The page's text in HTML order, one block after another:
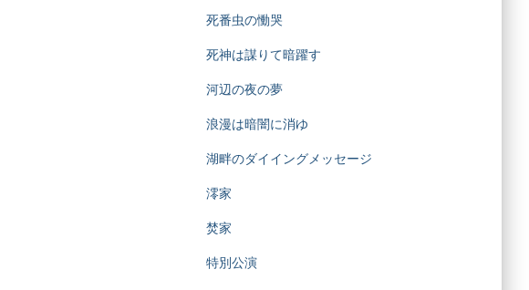
死番虫の慟哭
死神は謀りて暗躍す
河辺の夜の夢
浪漫は暗闇に消ゆ
湖畔のダイイングメッセージ
澪家
焚家
特別公演